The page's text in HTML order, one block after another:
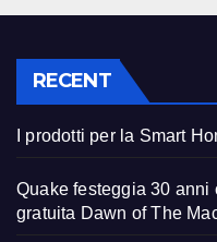
RECENT
I prodotti per la Smart
Quake festeggia 30
gratuita Dawn of The